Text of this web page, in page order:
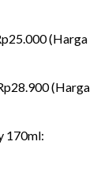
(Harga
(Harga
170ml: